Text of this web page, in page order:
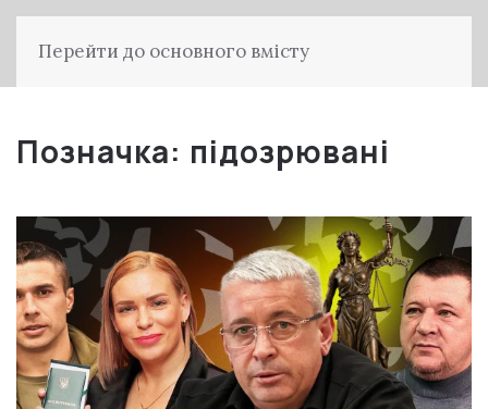
Перейти до основного вмісту
Позначка: підозрювані